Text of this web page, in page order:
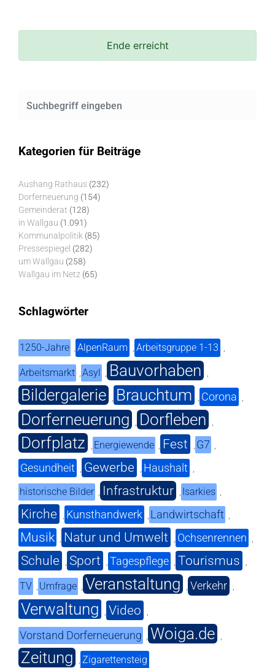
Ende erreicht
Kategorien für Beiträge
Aushang Rathaus (232)
Dorferneuerung (154)
Gemeinderat (128)
in Wallgau (1.091)
Kommunalpolitik (85)
Pressespiegel (282)
um Wallgau (258)
Wallgau im Netz (65)
Schlagwörter
1250-Jahre , AlpenRaum , Arbeitsgruppe 1-13 ,
Arbeitsmarkt ,Asyl , Bauvorhaben ,
Bildergalerie , Brauchtum , Corona ,
Dorferneuerung , Dorfleben ,
Dorfplatz , Energiewende , Fest , G7 ,
Gesundheit , Gewerbe , Haushalt ,
historische Bilder , Infrastruktur , Isarkies ,
Kirche , Kunsthandwerk , Landwirtschaft ,
Musik , Natur und Umwelt , Ochsenrennen ,
Schule , Sport , Tagespflege , Tourismus ,
TV , Umfrage , Veranstaltung , Verkehr ,
Verwaltung , Video ,
Vorstand Dorferneuerung , Woiga.de ,
Zeitung , Zigarettensteig